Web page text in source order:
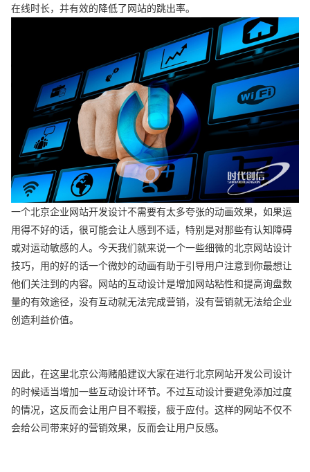
在线时长，并有效的降低了网站的跳出率。
一个北京企业网站开发设计不需要有太多夸张的动画效果，如果运
用得不好的话，很可能会让人感到不适，特别是对那些有认知障碍
或对运动敏感的人。今天我们就来说一个一些细微的北京网站设计
技巧，用的好的话一个微妙的动画有助于引导用户注意到你最想让
他们关注到的内容。网站的互动设计是增加网站粘性和提高询盘数
量的有效途径，没有互动就无法完成营销，没有营销就无法给企业
创造利益价值。
因此，在这里北京公海赌船建议大家在进行北京网站开发公司设计
的时候适当增加一些互动设计环节。不过互动设计要避免添加过度
的情况，这反而会让用户目不暇接，疲于应付。这样的网站不仅不
会给公司带来好的营销效果，反而会让用户反感。